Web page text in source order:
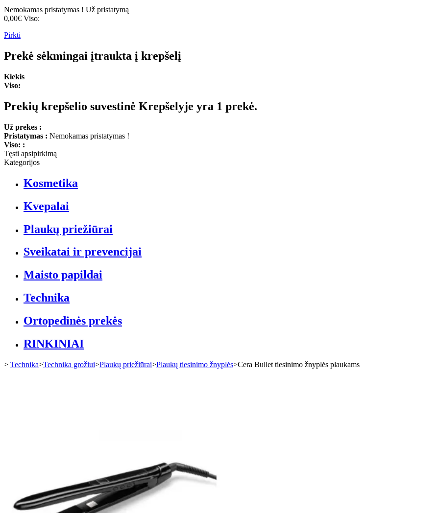
Nemokamas pristatymas ! Už pristatymą
0,00€ Viso:
Pirkti
Prekė sėkmingai įtraukta į krepšelį
Kiekis
Viso:
Prekių krepšelio suvestinė Krepšelyje yra 1 prekė.
Už prekes :
Pristatymas : Nemokamas pristatymas !
Viso: :
Tęsti apsipirkimą
Kategorijos
Kosmetika
Kvepalai
Plaukų priežiūrai
Sveikatai ir prevencijai
Maisto papildai
Technika
Ortopedinės prekės
RINKINIAI
> Technika>Technika grožiui>Plaukų priežiūrai>Plaukų tiesinimo žnyplės>Cera Bullet tiesinimo žnyplės plaukams